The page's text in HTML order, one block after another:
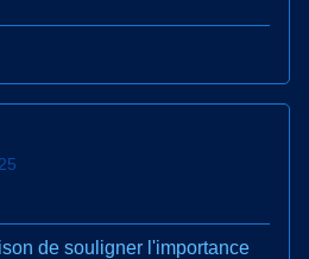
de souligner l'importance